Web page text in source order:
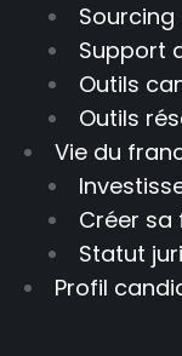
Support
Outils
Outils
Vie du
Créer sa
Statut
Profil